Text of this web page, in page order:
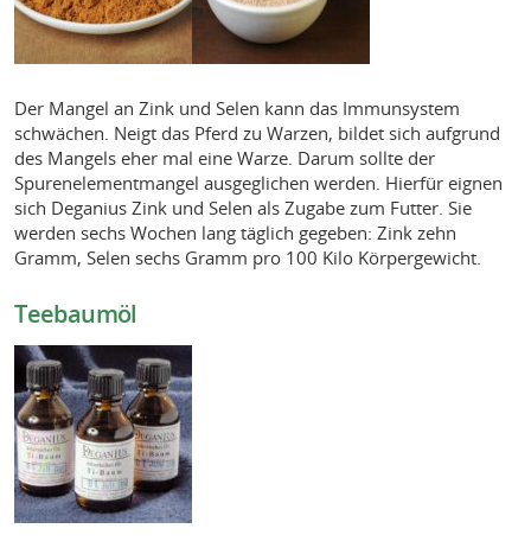
Der Mangel an Zink und Selen kann das Immunsystem
schwächen. Neigt das Pferd zu Warzen, bildet sich aufgrund
des Mangels eher mal eine Warze. Darum sollte der
Spurenelementmangel ausgeglichen werden. Hierfür eignen
sich Deganius Zink und Selen als Zugabe zum Futter. Sie
werden sechs Wochen lang täglich gegeben: Zink zehn
Gramm, Selen sechs Gramm pro 100 Kilo Körpergewicht.
Teebaumöl